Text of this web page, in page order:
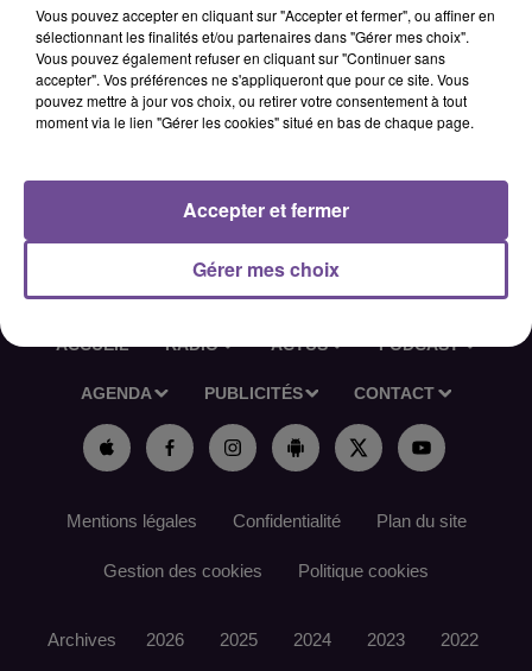
éventuellement. Vos missions pourraient évoluer dans le
temps avec un appui pour accompagner le particulier
employeur dans ses démarches administratives. Contrat à
Durée Indéterminée de 3 heures par semaine à pourvoir dès
Référence de l’offre France Travail : 167FRKX
ACCUEIL RADIO ACTUS PODCAST
AGENDA PUBLICITÉS CONTACT
Mentions légales Confidentialité Plan du site
Gestion des cookies Politique cookies
Archives 2026 2025 2024 2023 2022
Vous pouvez accepter en cliquant sur "Accepter et fermer", ou affiner en
sélectionnant les finalités et/ou partenaires dans "Gérer mes choix".
Vous pouvez également refuser en cliquant sur "Continuer sans
accepter". Vos préférences ne s'appliqueront que pour ce site. Vous
pouvez mettre à jour vos choix, ou retirer votre consentement à tout
moment via le lien "Gérer les cookies" situé en bas de chaque page.
Gérer mes choix
Accepter et fermer